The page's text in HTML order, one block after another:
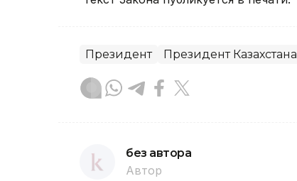
Президент Президент Казахстана
без автора
Автор